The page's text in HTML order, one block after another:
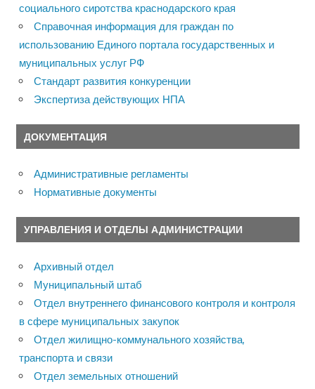
социального сиротства краснодарского края
Справочная информация для граждан по
использованию Единого портала государственных и
муниципальных услуг РФ
Стандарт развития конкуренции
Экспертиза действующих НПА
ДОКУМЕНТАЦИЯ
Административные регламенты
Нормативные документы
УПРАВЛЕНИЯ И ОТДЕЛЫ АДМИНИСТРАЦИИ
Архивный отдел
Муниципальный штаб
Отдел внутреннего финансового контроля и контроля
в сфере муниципальных закупок
Отдел жилищно-коммунального хозяйства,
транспорта и связи
Отдел земельных отношений